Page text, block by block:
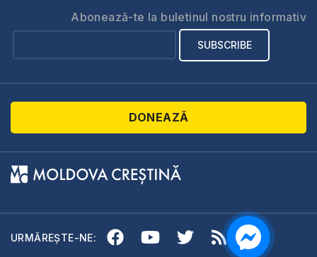
Abonează-te la buletinul nostru informativ
DONEAZĂ
URMĂREȘTE-NE: